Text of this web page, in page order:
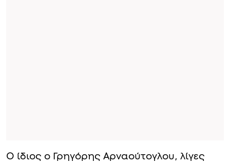
Ο ίδιος ο Γρηγόρης Αρναούτογλου, λίγες